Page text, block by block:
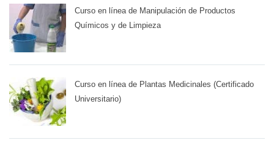
Curso en línea de Manipulación de Productos
Químicos y de Limpieza
Curso en línea de Plantas Medicinales (Certificado
Universitario)